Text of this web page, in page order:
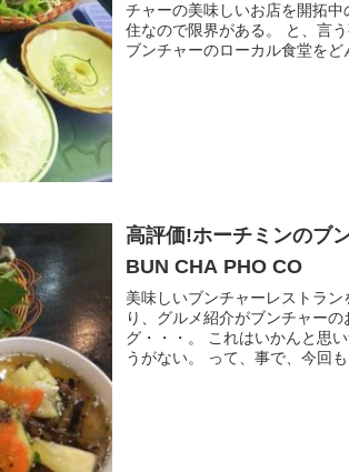
チャーの美味しいお店を開拓
住なので限界がある。 と、言
ブンチャーのローカル食堂をど
高評価!ホーチミンのブ
BUN CHA PHO CO
美味しいブンチャーレストラ
り、グルメ紹介がブンチャー
グ・・・。 これはいかんと思
うがない。 って、事で、今回